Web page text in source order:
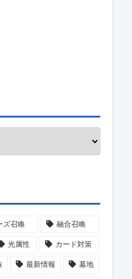
ズ召喚 融合召喚
光属性 カード対策
最新情報 墓地